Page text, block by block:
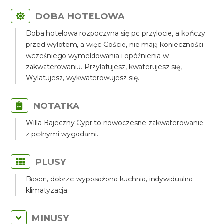
DOBA HOTELOWA
Doba hotelowa rozpoczyna się po przylocie, a kończy
przed wylotem, a więc Goście, nie mają konieczności
wcześniego wymeldowania i opóźnienia w
zakwaterowaniu. Przylatujesz, kwaterujesz się,
Wylatujesz, wykwaterowujesz się.
NOTATKA
Willa Bajeczny Cypr to nowoczesne zakwaterowanie
z pełnymi wygodami.
PLUSY
Basen, dobrze wyposażona kuchnia, indywidualna
klimatyzacja.
MINUSY